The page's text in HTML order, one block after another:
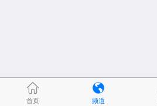
首页 频道